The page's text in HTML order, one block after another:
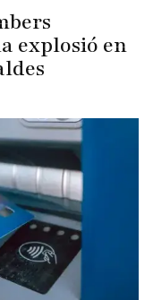
explosió en